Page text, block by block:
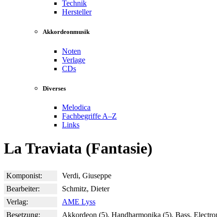
Technik
Hersteller
Akkordeonmusik
Noten
Verlage
CDs
Diverses
Melodica
Fachbegriffe A–Z
Links
La Traviata (Fantasie)
Komponist:
Verdi, Giuseppe
Bearbeiter:
Schmitz, Dieter
Verlag:
AME Lyss
Besetzung:
Akkordeon (5), Handharmonika (5), Bass,